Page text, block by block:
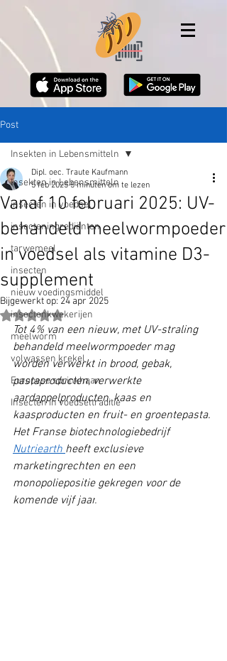
Post
Insekten in Lebensmitteln
insecten in voedsel
insecteningrediënten
tarwemeel
insecten
nieuw voedingsmiddel
insectenkwekerijen
meelworm
volwassen krekel
Europese sprinkhaan
Insecten in voedseltraditie
Insekten in Lebensmitteln
Vanaf 10 februari 2025: UV-
behandeld meelwormpoeder
in voedsel als vitamine D3-
supplement
Dipl. oec. Traute Kaufmann
5 feb 2025 5 minuten om te lezen
Bijgewerkt op: 24 apr 2025
Beoordeeld met NaN uit 5 sterren.
Tot 4% van een nieuw, met UV-straling
behandeld meelwormpoeder mag
worden verwerkt in brood, gebak,
pastaproducten, verwerkte
aardappelproducten, kaas en
kaasproducten en fruit- en groentepasta.
Het Franse biotechnologiebedrijf
Nutriearth heeft exclusieve
marketingrechten en een
monopoliepositie gekregen voor de
komende vijf jaar.